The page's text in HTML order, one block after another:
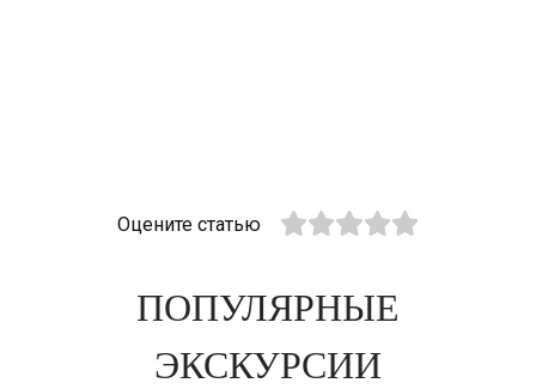
Оцените статью
ПОПУЛЯРНЫЕ
ЭКСКУРСИИ